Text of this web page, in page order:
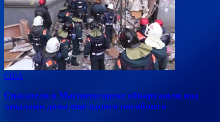
США
Спасатели в Магнитогорске обнаружили под
завалами дома еще одного погибшего